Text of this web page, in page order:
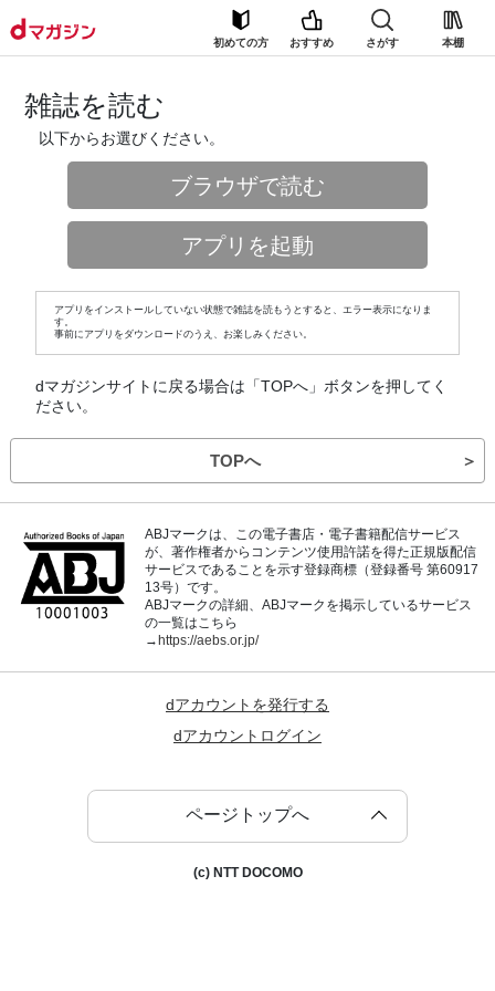
初めての方 おすすめ さがす 本棚
雑誌を読む
以下からお選びください。
ブラウザで読む
アプリを起動
アプリをインストールしていない状態で雑誌を読もうとすると、エラー表示になりま
す。
事前にアプリをダウンロードのうえ、お楽しみください。
dマガジンサイトに戻る場合は「TOPへ」ボタンを押してく
ださい。
TOPへ ＞
ABJマークは、この電子書店・電子書籍配信サービス
が、著作権者からコンテンツ使用許諾を得た正規版配信
サービスであることを示す登録商標（登録番号 第60917
13号）です。
ABJマークの詳細、ABJマークを掲示しているサービス
の一覧はこちら
→https://aebs.or.jp/
dアカウントを発行する
dアカウントログイン
ページトップへ
(c) NTT DOCOMO